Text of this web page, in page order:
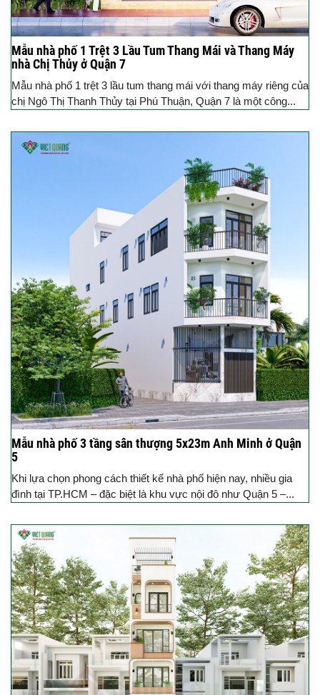
Mẫu nhà phố 1 Trệt 3 Lầu Tum Thang Mái và Thang Máy
nhà Chị Thủy ở Quận 7
Mẫu nhà phố 1 trệt 3 lầu tum thang mái với thang máy riêng của
chị Ngô Thị Thanh Thủy tại Phú Thuận, Quận 7 là một công...
Mẫu nhà phố 3 tầng sân thượng 5x23m Anh Minh ở Quận
5
Khi lựa chọn phong cách thiết kế nhà phố hiện nay, nhiều gia
đình tại TP.HCM – đặc biệt là khu vực nội đô như Quận 5 –...